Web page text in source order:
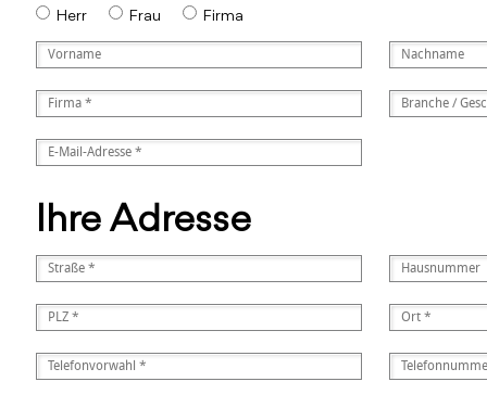
Herr Frau Firma
Ihre Adresse